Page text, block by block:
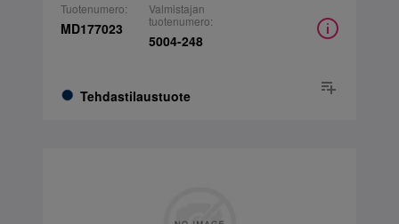
Tuotenumero:
MD177023
Tehdastilaustuote
Valmistajan
tuotenumero:
5004-248